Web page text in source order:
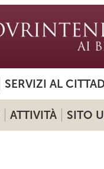
SERVIZI AL
ATTIVITÀ SITO